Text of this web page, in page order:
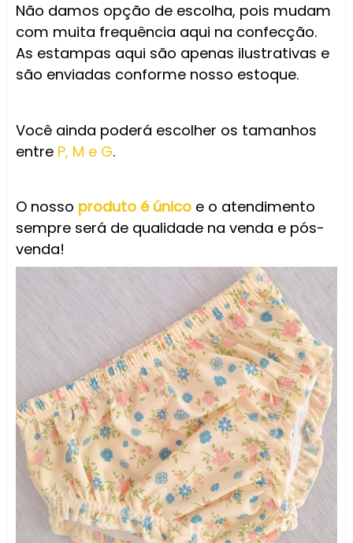
Não damos opção de escolha, pois mudam
com muita frequência aqui na confecção.
As estampas aqui são apenas ilustrativas e
são enviadas conforme nosso estoque.
Você ainda poderá escolher os tamanhos
entre P, M e G.
O nosso produto é único e o atendimento
sempre será de qualidade na venda e pós-
venda!